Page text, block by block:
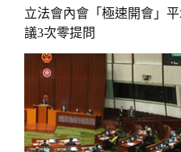
立法會內會「極速開會」
議3次零提問